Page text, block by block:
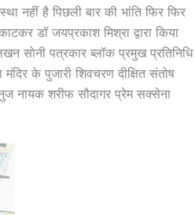
नहीं है पिछली बार की भांति फिर फिर
डॉ जयप्रकाश मिश्रा द्वारा किया
सोनी पत्रकार ब्लॉक प्रमुख प्रतिनिधि
के पुजारी शिवचरण दीक्षित संतोष
नायक शरीफ सौदागर प्रेम सक्सेना